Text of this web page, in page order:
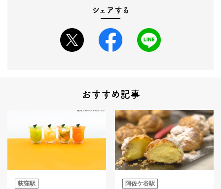
シェアする
おすすめ記事
荻窪駅 阿佐ケ谷駅